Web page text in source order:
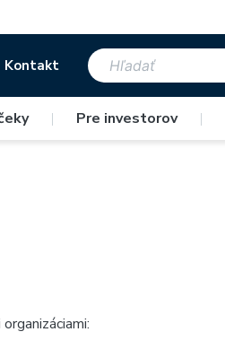
Kontakt
| Pre investorov |